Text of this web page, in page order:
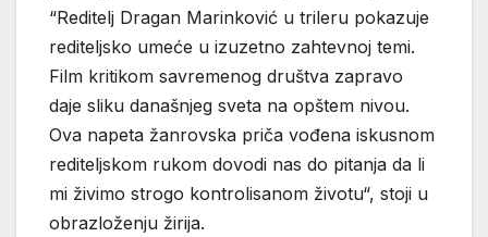
“Reditelj Dragan Marinković u trileru pokazuje
rediteljsko umeće u izuzetno zahtevnoj temi.
Film kritikom savremenog društva zapravo
daje sliku današnjeg sveta na opštem nivou.
Ova napeta žanrovska priča vođena iskusnom
rediteljskom rukom dovodi nas do pitanja da li
mi živimo strogo kontrolisanom životu“, stoji u
obrazloženju žirija.